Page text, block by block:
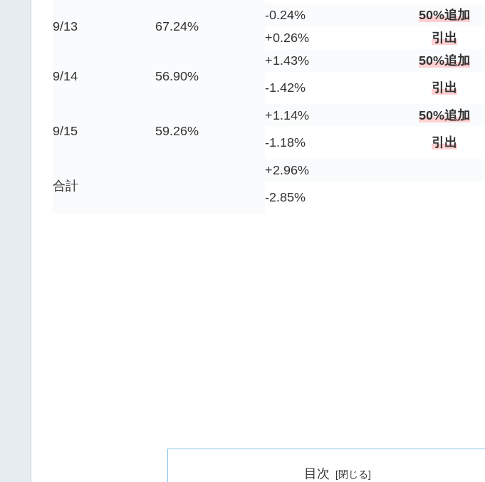
9/13 67.24%
-0.24% 50%追加
+0.26%
引出
9/14 56.90%
+1.43% 50%追加
-1.42%
引出
9/15 59.26%
+1.14% 50%追加
-1.18%
引出
合計
+2.96%
-2.85%
目次